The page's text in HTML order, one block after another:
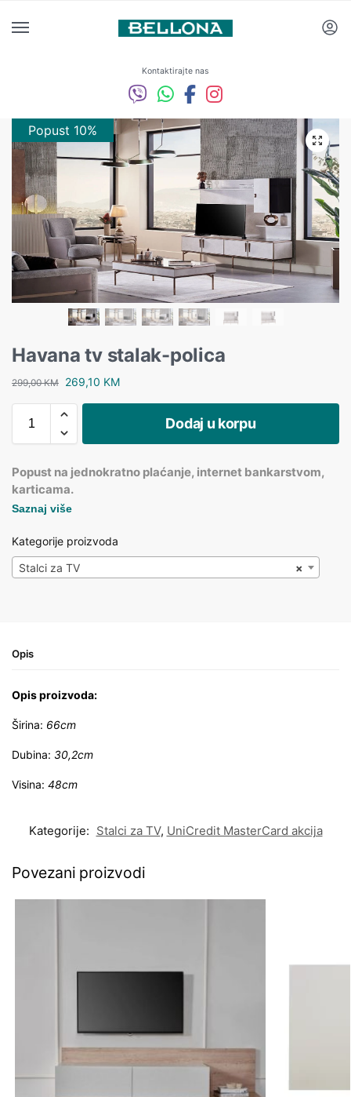
Kontaktirajte nas
Popust 10%
Havana tv stalak-polica
299,00KM 269,10 KM
Dodaj u korpu
Popust na jednokratno plaćanje, internet bankarstvom,
karticama.
Saznaj više
Kategorije proizvoda
×
Stalci za TV
Opis
Opis proizvoda:
Širina: 66cm
Dubina: 30,2cm
Visina: 48cm
Kategorije: Stalci za TV, UniCredit MasterCard akcija
Povezani proizvodi